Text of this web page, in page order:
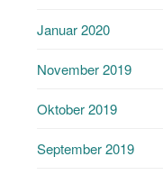
Januar 2020
November 2019
Oktober 2019
September 2019